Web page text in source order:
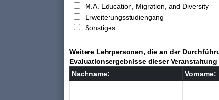
M.A. Education, Migration, and Diversity
Erweiterungsstudiengang
Sonstiges
Weitere Lehrpersonen, die an der
Evaluationsergebnisse dieser
Nachname:
Vorname: